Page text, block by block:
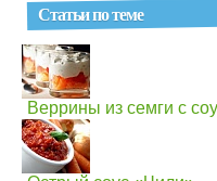
Статьи по теме
Веррины из семги с